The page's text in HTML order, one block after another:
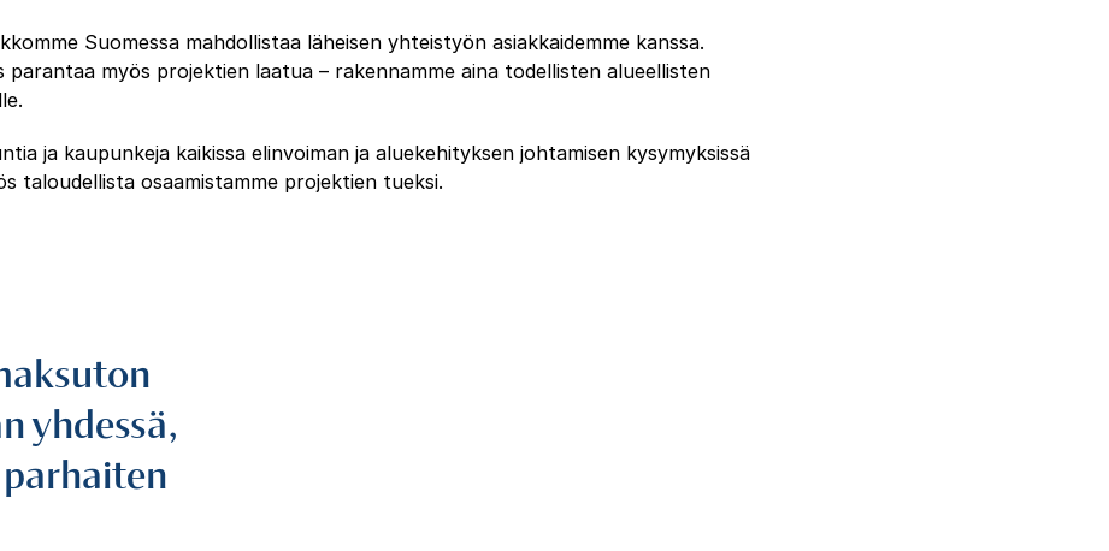
Suomessa mahdollistaa läheisen yhteistyön asiakkaidemme kanssa.
parantaa myös projektien laatua – rakennamme aina todellisten alueellisten
ja kaupunkeja kaikissa elinvoiman ja aluekehityksen johtamisen kysymyksissä
taloudellista osaamistamme projektien tueksi.
yhdessä,